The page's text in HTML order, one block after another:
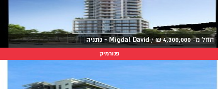
החל מ-4,300,000
₪
/Migdal David - נתניה
פנורמיק